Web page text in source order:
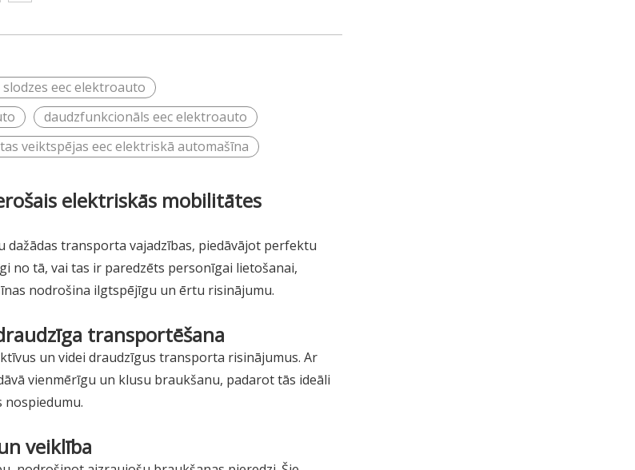
slodzes eec elektroauto
daudzfunkcionāls eec elektroauto
veiktspējas eec elektriskā automašīna
elektriskās mobilitātes
dažādas transporta vajadzības, piedāvājot perfektu
no tā, vai tas ir paredzēts personīgai lietošanai,
nodrošina ilgtspējīgu un ērtu risinājumu.
transportēšana
un videi draudzīgus transporta risinājumus. Ar
vienmērīgu un klusu braukšanu, padarot tās ideāli
veiklība